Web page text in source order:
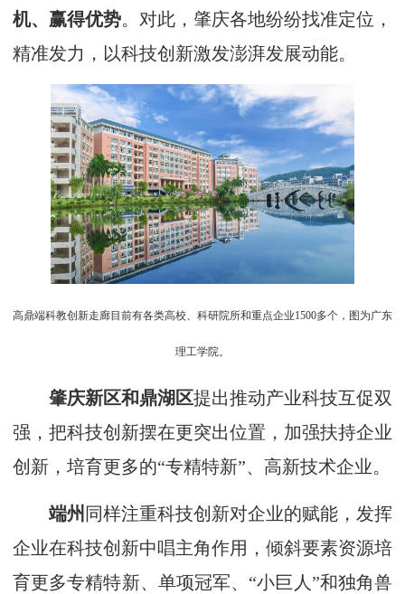
机、赢得优势。对此，肇庆各地纷纷找准定位，
精准发力，以科技创新激发澎湃发展动能。
高鼎端科教创新走廊目前有各类高校、科研院所和重点企业1500多个，图为广东
理工学院。
肇庆新区和鼎湖区提出推动产业科技互促双
强，把科技创新摆在更突出位置，加强扶持企业
创新，培育更多的“专精特新”、高新技术企业。
端州 同样注重科技创新对企业的赋能，发挥
企业在科技创新中唱主角作用，倾斜要素资源培
育更多专精特新、单项冠军、“小巨人”和独角兽